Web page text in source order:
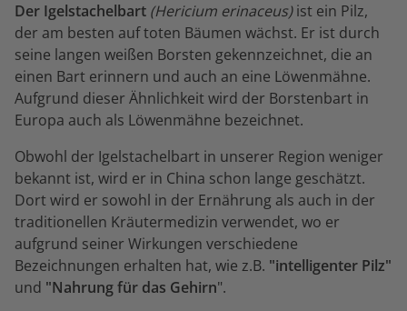
Der Igelstachelbart (Hericium erinaceus)ist ein Pilz,
der am besten auf toten Bäumen wächst. Er ist durch
seine langen weißen Borsten gekennzeichnet, die an
einen Bart erinnern und auch an eine Löwenmähne.
Aufgrund dieser Ähnlichkeit wird der Borstenbart in
Europa auch als Löwenmähne bezeichnet.
Obwohl der Igelstachelbart in unserer Region weniger
bekannt ist, wird er in China schon lange geschätzt.
Dort wird er sowohl in der Ernährung als auch in der
traditionellen Kräutermedizin verwendet, wo er
aufgrund seiner Wirkungen verschiedene
Bezeichnungen erhalten hat, wie z.B. "intelligenter Pilz"
und "Nahrung für das Gehirn".